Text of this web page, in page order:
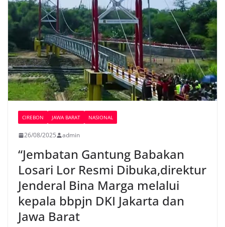
CIREBON JAWA BARAT NASIONAL
26/08/2025 admin
“Jembatan Gantung Babakan
Losari Lor Resmi Dibuka,direktur
Jenderal Bina Marga melalui
kepala bbpjn DKI Jakarta dan
Jawa Barat